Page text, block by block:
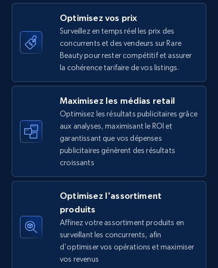
URL, Final price, Sku, Currency, Gtin,
Specifications, Image urls, Top reviews, and
more.
875+ Commencer
Walmart - products - Find new products by
using specific category URL
URL, Final price, Sku, Currency, Gtin,
Specifications, Image urls, Top reviews, and
875+ Commencer
Walmart - products - Collects products by
specific keywords
Optimisez vos prix
Surveillez en temps réel les prix des
concurrents et des vendeurs sur Rare
Beauty pour rester compétitif et assurer
la cohérence tarifaire de vos listings.
Maximisez les médias retail
Optimisez les résultats publicitaires grâce
aux analyses, maximisant le ROI et
garantissant que vos dépenses
publicitaires génèrent des résultats
croissants
Optimisez l'assortiment
produits
Affinez votre assortiment produits en
surveillant les concurrents, afin
d'optimiser vos opérations et maximiser
vos revenus